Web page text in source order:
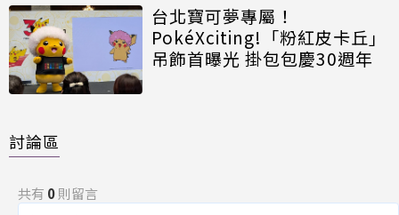
台北寶可夢專屬！
PokéXciting!「粉紅皮卡丘」
吊飾首曝光 掛包包慶30週年
討論區
共有 0則留言